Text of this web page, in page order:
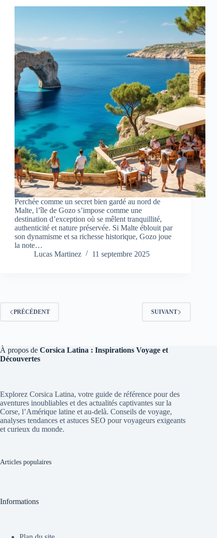
Perchée comme un secret bien gardé au nord de
Malte, l’île de Gozo s’impose comme une
destination d’exception où se mêlent tranquillité,
authenticité et nature préservée. Si Malte éblouit par
son dynamisme et sa richesse historique, Gozo joue
la note…
Lucas Martinez
11 septembre 2025
PRÉCÉDENT SUIVANT
À propos de Corsica Latina : Inspirations Voyage et
Découvertes
Explorez Corsica Latina, votre guide de référence pour des
aventures inoubliables et des actualités captivantes sur la
Corse, l’Amérique latine et au-delà. Conseils de voyage,
analyses tendances et astuces SEO pour voyageurs exigeants
et curieux du monde.
Articles populaires
Informations